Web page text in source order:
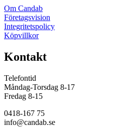
Om Candab
Företagsvision
Integritetspolicy
Köpvillkor
Kontakt
Telefontid
Måndag-Torsdag 8-17
Fredag 8-15
0418-167 75
info@candab.se